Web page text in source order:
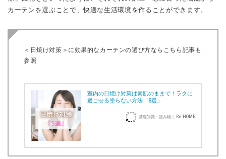
カーテンを選ぶことで、快適な生活環境を作ることができます。
＜日焼け対策＞に効果的なカーテンの選び方ならこちら記事も
参照
室内の日焼け対策は素肌のままで！ラクに
過ごせる塗らない方法「5選」
基礎知識・読み物｜ Re:HOME